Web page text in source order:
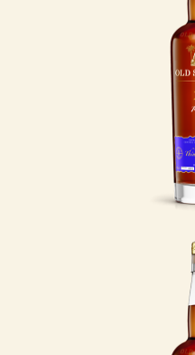
Blue Line
hjælper
som er
eller
Julen i
Dansk
fejret